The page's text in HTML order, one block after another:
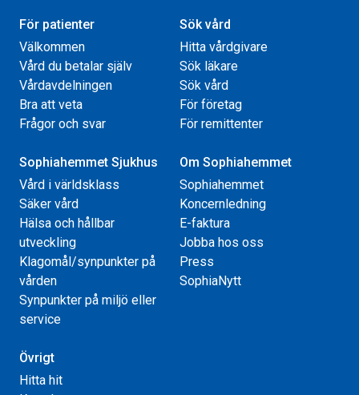
För patienter
Välkommen
Vård du betalar själv
Vårdavdelningen
Bra att veta
Frågor och svar
Sök vård
Hitta vårdgivare
Sök läkare
Sök vård
För företag
För remittenter
Sophiahemmet Sjukhus
Vård i världsklass
Säker vård
Hälsa och hållbar
utveckling
Klagomål/synpunkter på
vården
Synpunkter på miljö eller
service
Om Sophiahemmet
Sophiahemmet
Koncernledning
E-faktura
Jobba hos oss
Press
SophiaNytt
Övrigt
Hitta hit